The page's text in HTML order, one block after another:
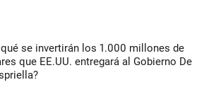
qué se invertirán los 1.000 millones de
que EE.UU. entregará al Gobierno De